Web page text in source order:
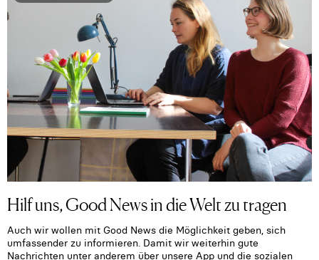
Hilf uns, Good News in die Welt zu tragen
Auch wir wollen mit Good News die Möglichkeit geben, sich
umfassender zu informieren. Damit wir weiterhin gute
Nachrichten unter anderem über unsere App und die sozialen